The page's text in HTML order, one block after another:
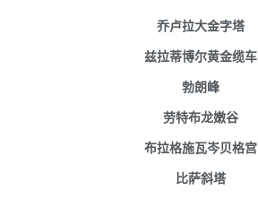
乔卢拉大金字塔
兹拉蒂博尔黄金缆车
勃朗峰
劳特布龙嫩谷
布拉格施瓦岑贝格宫
比萨斜塔